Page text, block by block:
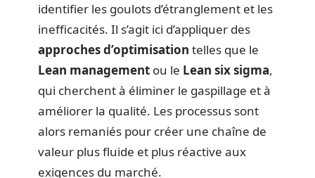
identifier les goulots d’étranglement et les
inefficacités. Il s’agit ici d’appliquer des
approches d’optimisation telles que le
Lean management ou le Lean six sigma,
qui cherchent à éliminer le gaspillage et à
améliorer la qualité. Les processus sont
alors remaniés pour créer une chaîne de
valeur plus fluide et plus réactive aux
exigences du marché.